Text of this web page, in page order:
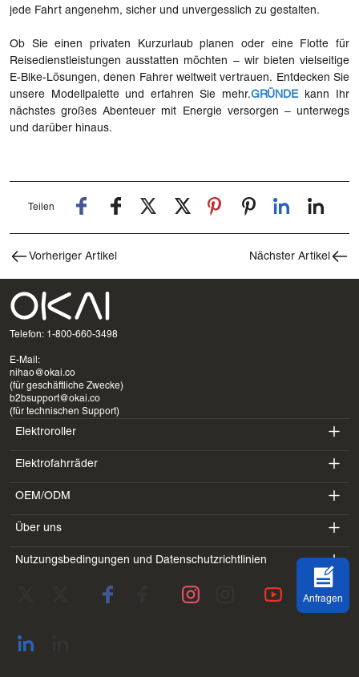
jede Fahrt angenehm, sicher und unvergesslich zu gestalten.
Ob Sie einen privaten Kurzurlaub planen oder eine Flotte für
Reisedienstleistungen ausstatten möchten – wir bieten vielseitige
E-Bike-Lösungen, denen Fahrer weltweit vertrauen. Entdecken Sie
unsere Modellpalette und erfahren Sie mehr.GRÜNDE
kann Ihr
nächstes großes Abenteuer mit Energie versorgen – unterwegs
und darüber hinaus.
Teilen
Vorheriger Artikel Nächster Artikel
Telefon: 1-800-660-3498
E-Mail:
nihao@okai.co
(für geschäftliche Zwecke)
b2bsupport@okai.co
(für technischen Support)
Elektroroller
ES400A
ES410
ES600P
Elektrofahrräder
EB100B
EB300
EB100B V3
OEM/ODM
SV3
BV5
Über uns
Einführung
Nutzungsbedingungen und Datenschutzrichtlinien
Servicebedingungen
Anfragen